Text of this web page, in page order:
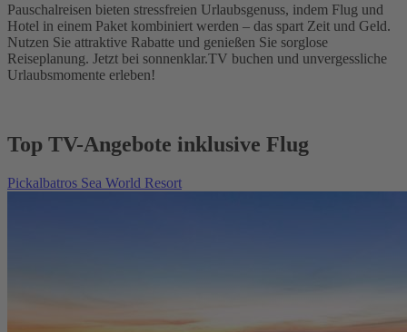
Pauschalreisen bieten stressfreien Urlaubsgenuss, indem Flug und
Hotel in einem Paket kombiniert werden – das spart Zeit und Geld.
Nutzen Sie attraktive Rabatte und genießen Sie sorglose
Reiseplanung. Jetzt bei sonnenklar.TV buchen und unvergessliche
Urlaubsmomente erleben!
Top TV-Angebote inklusive Flug
Pickalbatros Sea World Resort